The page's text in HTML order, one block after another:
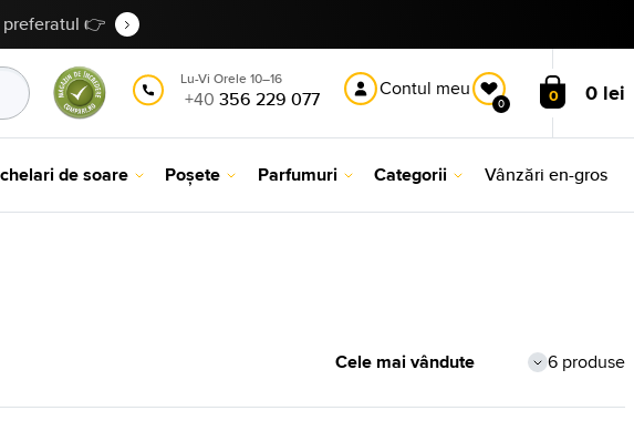
👉
Lu-Vi Orele 10–16
+40 356 229 077 Contul meu
0 0 0 lei
de soare Poșete Parfumuri Categorii Vânzări en-gros
6 produse